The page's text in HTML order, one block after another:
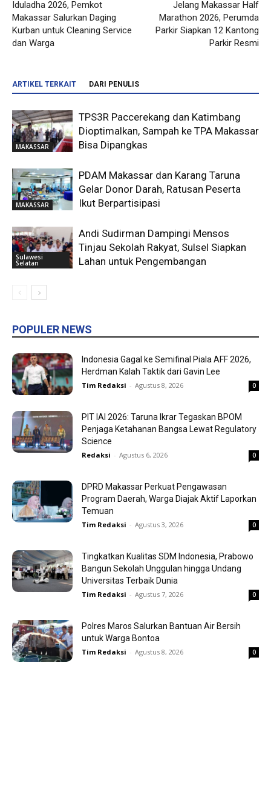
Iduladha 2026, Pemkot
Makassar Salurkan Daging
Kurban untuk Cleaning Service
dan Warga
Jelang Makassar Half
Marathon 2026, Perumda
Parkir Siapkan 12 Kantong
Parkir Resmi
ARTIKEL TERKAIT DARI PENULIS
MAKASSAR
TPS3R Paccerekang dan Katimbang
Dioptimalkan, Sampah ke TPA Makassar
Bisa Dipangkas
MAKASSAR
PDAM Makassar dan Karang Taruna
Gelar Donor Darah, Ratusan Peserta
Ikut Berpartisipasi
Sulawesi
Selatan
Andi Sudirman Dampingi Mensos
Tinjau Sekolah Rakyat, Sulsel Siapkan
Lahan untuk Pengembangan
POPULER NEWS
Indonesia Gagal ke Semifinal Piala AFF 2026,
Herdman Kalah Taktik dari Gavin Lee
Tim Redaksi - Agustus 8, 2026 0
PIT IAI 2026: Taruna Ikrar Tegaskan BPOM
Penjaga Ketahanan Bangsa Lewat Regulatory
Science
Redaksi - Agustus 6, 2026 0
DPRD Makassar Perkuat Pengawasan
Program Daerah, Warga Diajak Aktif Laporkan
Temuan
Tim Redaksi - Agustus 3, 2026 0
Tingkatkan Kualitas SDM Indonesia, Prabowo
Bangun Sekolah Unggulan hingga Undang
Universitas Terbaik Dunia
Tim Redaksi - Agustus 7, 2026 0
Polres Maros Salurkan Bantuan Air Bersih
untuk Warga Bontoa
Tim Redaksi - Agustus 8, 2026 0